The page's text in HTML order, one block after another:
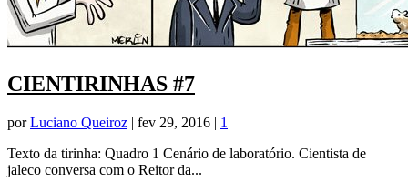
CIENTIRINHAS #7
porLuciano Queiroz | fev 29, 2016 | 1
Texto da tirinha: Quadro 1 Cenário de laboratório. Cientista de
jaleco conversa com o Reitor da...